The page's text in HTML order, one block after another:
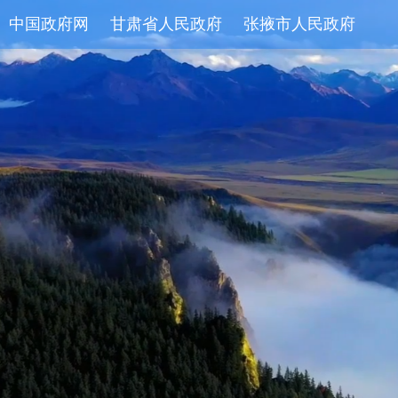
中国政府网 甘肃省人民政府 张掖市人民政府